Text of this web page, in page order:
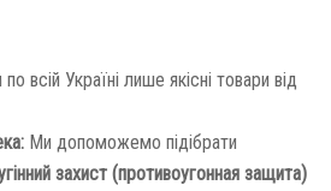
всій Україні лише якісні товари від
Ми допоможемо підібрати
захист (противоугонная защита)